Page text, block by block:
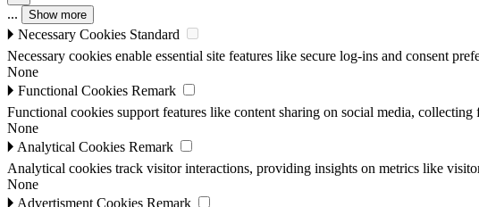
... Show more
🞂 Necessary Cookies Standard
Necessary cookies enable essential site features like secure log-ins and consent
None
🞂 Functional Cookies Remark
Functional cookies support features like content sharing on social media,
None
🞂 Analytical Cookies Remark
Analytical cookies track visitor interactions, providing insights on metrics like
None
🞂 Advertisment Cookies Remark